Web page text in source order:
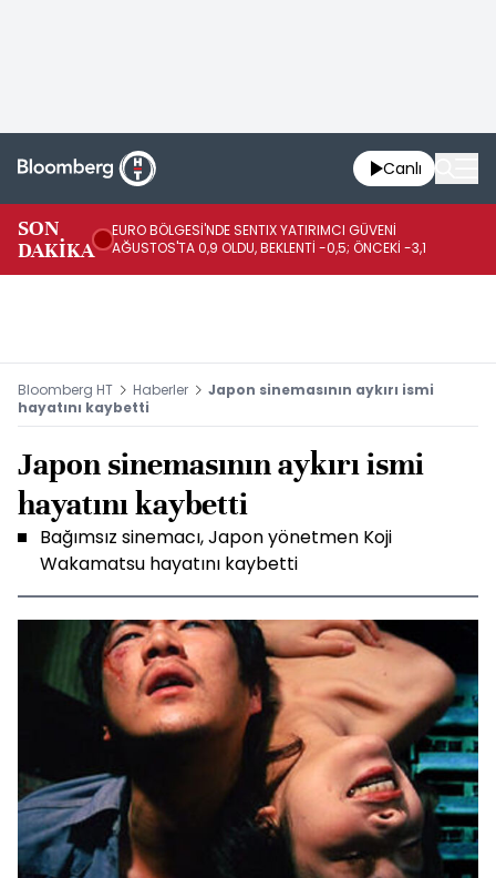
Canlı
SON
DAKİKA
EURO BÖLGESİ'NDE SENTIX YATIRIMCI GÜVENİ
AĞUSTOS'TA 0,9 OLDU, BEKLENTİ -0,5; ÖNCEKİ -3,1
Bloomberg HT Haberler
Japon sinemasının aykırı ismi
hayatını kaybetti
Japon sinemasının aykırı ismi
hayatını kaybetti
Bağımsız sinemacı, Japon yönetmen Koji
Wakamatsu hayatını kaybetti